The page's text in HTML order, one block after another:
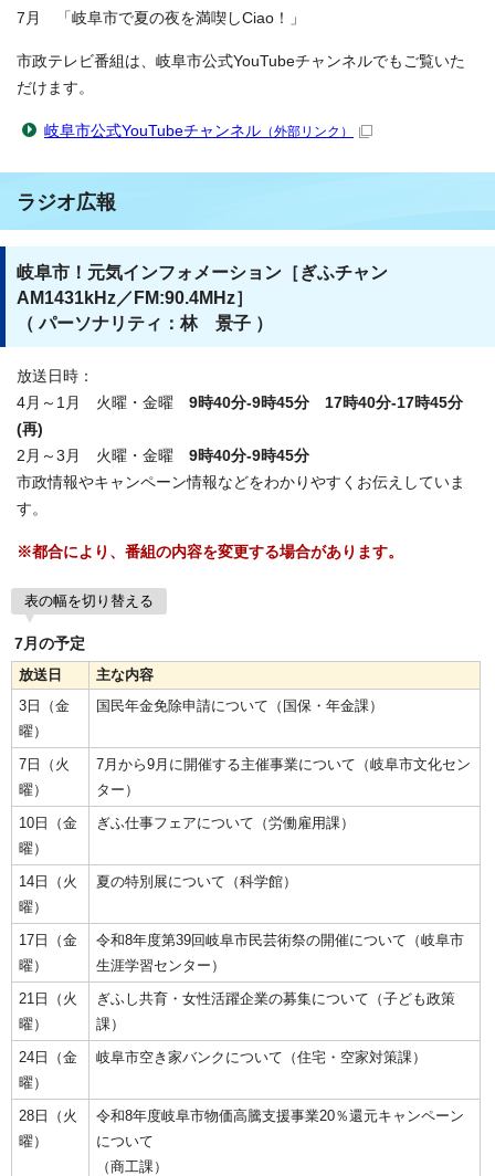
7月 「岐阜市で夏の夜を満喫しCiao！」
市政テレビ番組は、岐阜市公式YouTubeチャンネルでもご覧いた
だけます。
岐阜市公式YouTubeチャンネル （外部リンク）
ラジオ広報
岐阜市！元気インフォメーション［ぎふチャン
AM1431kHz／FM:90.4MHz］
（ パーソナリティ：林 景子 ）
放送日時：
4月～1月 火曜・金曜 9時40分-9時45分 17時40分-17時45分
(再)
2月～3月 火曜・金曜 9時40分-9時45分
市政情報やキャンペーン情報などをわかりやすくお伝えしていま
す。
※都合により、番組の内容を変更する場合があります。
表の幅を切り替える
7月の予定
放送日
主な内容
3日（金
曜）
国民年金免除申請について（国保・年金課）
7日（火
曜）
7月から9月に開催する主催事業について（岐阜市文化セン
ター）
10日（金
曜）
ぎふ仕事フェアについて（労働雇用課）
14日（火
曜）
夏の特別展について（科学館）
17日（金
曜）
令和8年度第39回岐阜市民芸術祭の開催について（岐阜市
生涯学習センター）
21日（火
曜）
ぎふし共育・女性活躍企業の募集について（子ども政策
課）
24日（金
曜）
岐阜市空き家バンクについて（住宅・空家対策課）
28日（火
曜）
令和8年度岐阜市物価高騰支援事業20％還元キャンペーン
について
（商工課）